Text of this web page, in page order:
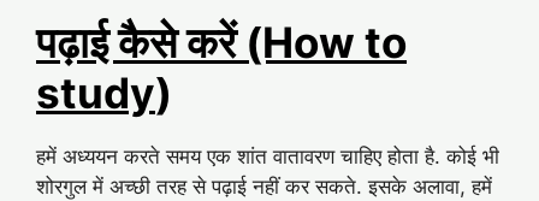
पढ़ाई कैसे करें (How to
study)
हमें अध्ययन करते समय एक शांत वातावरण चाहिए होता है. कोई भी
शोरगुल में अच्छी तरह से पढ़ाई नहीं कर सकते. इसके अलावा, हमें